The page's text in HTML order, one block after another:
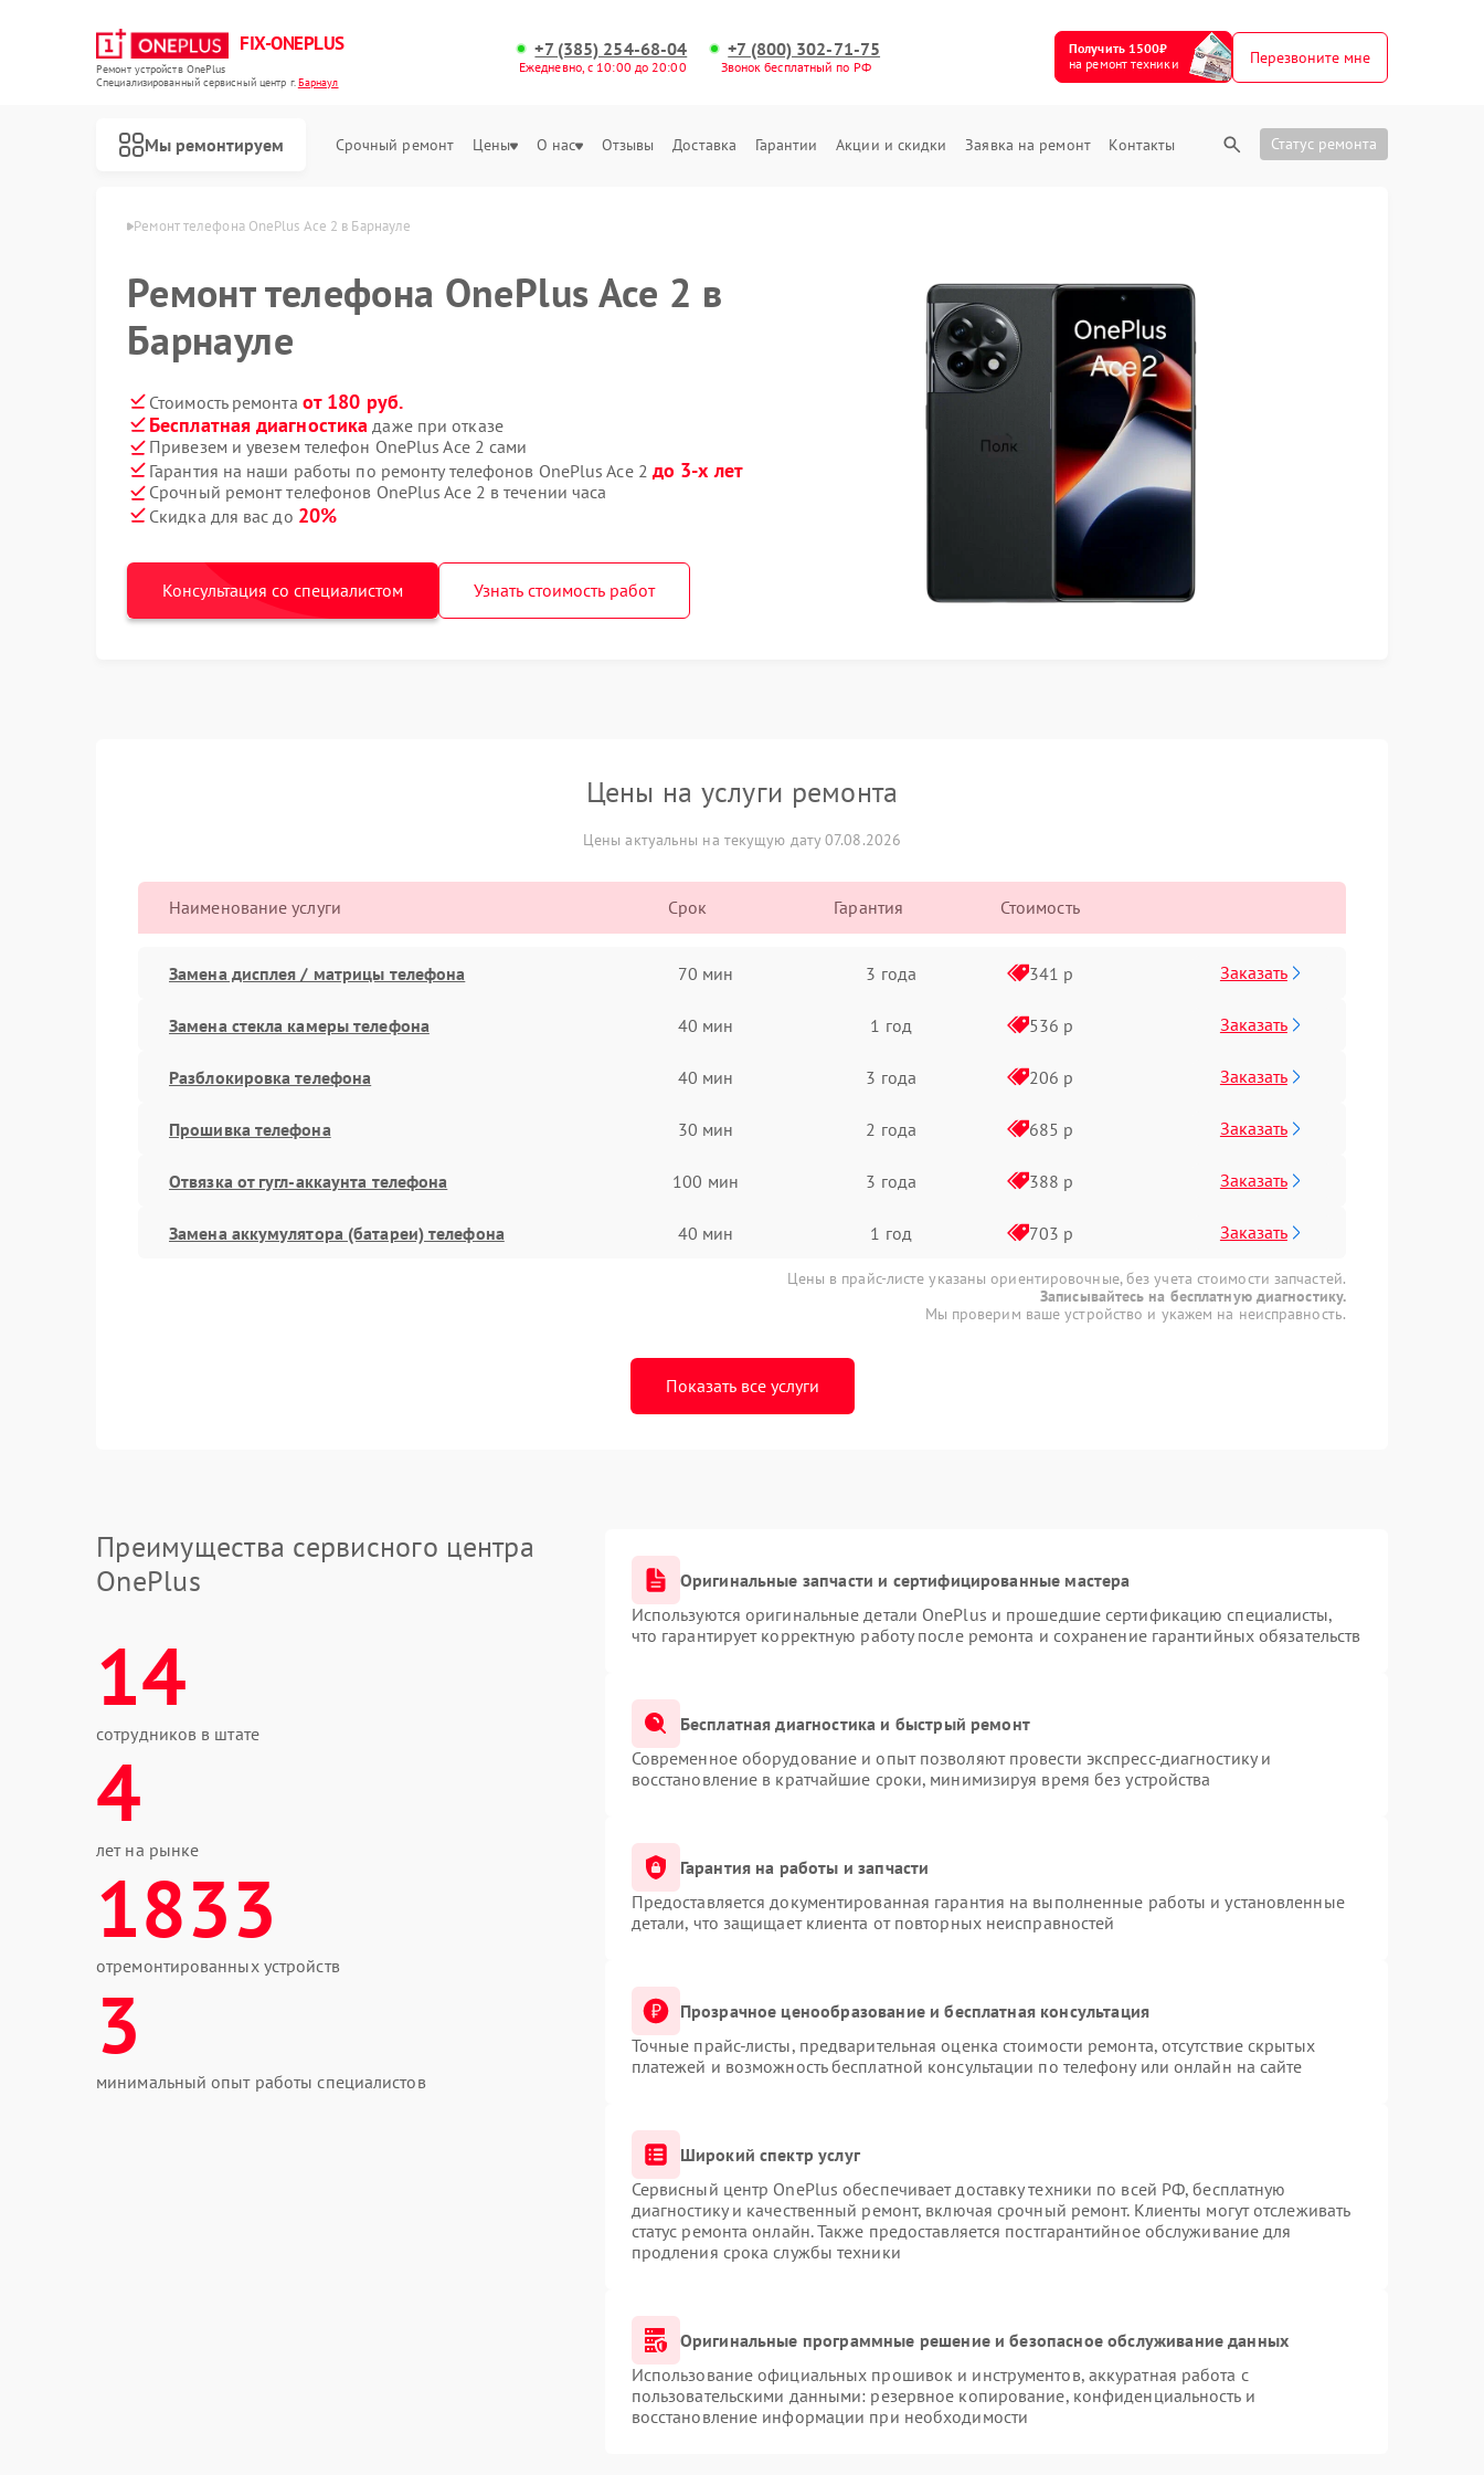
FIX-ONEPLUS
Ремонт устройств OnePlus
Специализированный cервисный центр г.Барнаул
+7 (385) 254-68-04
Ежедневно, с 10:00 до 20:00
+7 (800) 302-71-75
Звонок бесплатный по РФ
Получить 1500₽
на ремонт техники
Перезвоните мне
Мы ремонтируем Срочный ремонт Цены О нас Отзывы Доставка Гарантии Акции и скидки Заявка на ремонт Контакты Статус ремонта
в Барнауле Ремонт телефона OnePlus Ace 2 в Барнауле
Ремонт телефона OnePlus Ace 2 в
Барнауле
Стоимость ремонта от 180 руб.
Бесплатная диагностика даже при отказе
Привезем и увезем телефон OnePlus Ace 2 сами
Гарантия на наши работы по ремонту телефонов OnePlus Ace 2 до 3-х лет
Срочный ремонт телефонов OnePlus Ace 2 в течении часа
Скидка для вас до 20%
Консультация со специалистом Узнать стоимость работ
Цены на услуги ремонта
Цены актуальны на текущую дату 07.08.2026
Наименование услуги Срок Гарантия Стоимость
Замена дисплея / матрицы телефона 70 мин 3 года 341 р Заказать
Замена стекла камеры телефона 40 мин 1 год 536 р Заказать
Разблокировка телефона 40 мин 3 года 206 р Заказать
Прошивка телефона 30 мин 2 года 685 р Заказать
Отвязка от гугл-аккаунта телефона 100 мин 3 года 388 р Заказать
Замена аккумулятора (батареи) телефона 40 мин 1 год 703 р Заказать
Цены в прайс-листе указаны ориентировочные, без учета стоимости запчастей.
Записывайтесь на бесплатную диагностику.
Мы проверим ваше устройство и укажем на неисправность.
Показать все услуги
Преимущества сервисного центра
OnePlus
14
сотрудников в штате
4
лет на рынке
1833
отремонтированных устройств
3
минимальный опыт работы специалистов
Оригинальные запчасти и сертифицированные мастера
Используются оригинальные детали OnePlus и прошедшие сертификацию специалисты,
что гарантирует корректную работу после ремонта и сохранение гарантийных обязательств
Бесплатная диагностика и быстрый ремонт
Современное оборудование и опыт позволяют провести экспресс-диагностику и
восстановление в кратчайшие сроки, минимизируя время без устройства
Гарантия на работы и запчасти
Предоставляется документированная гарантия на выполненные работы и установленные
детали, что защищает клиента от повторных неисправностей
Прозрачное ценообразование и бесплатная консультация
Точные прайс-листы, предварительная оценка стоимости ремонта, отсутствие скрытых
платежей и возможность бесплатной консультации по телефону или онлайн на сайте
Широкий спектр услуг
Сервисный центр OnePlus обеспечивает доставку техники по всей РФ, бесплатную
диагностику и качественный ремонт, включая срочный ремонт. Клиенты могут отслеживать
статус ремонта онлайн. Также предоставляется постгарантийное обслуживание для
продления срока службы техники
Оригинальные программные решение и безопасное обслуживание данных
Использование официальных прошивок и инструментов, аккуратная работа с
пользовательскими данными: резервное копирование, конфиденциальность и
восстановление информации при необходимости